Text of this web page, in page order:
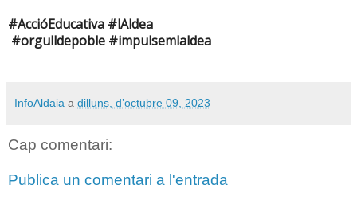
#AccióEducativa #lAldea
#orgulldepoble #impulsemlaldea
InfoAldaia a dilluns, d’octubre 09, 2023
Cap comentari:
Publica un comentari a l'entrada